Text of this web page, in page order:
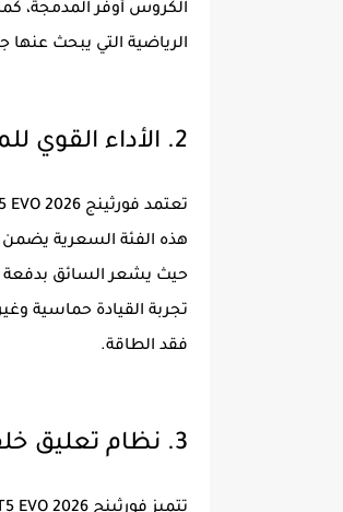
الكروس أوفر المدمجة،
الرياضية التي يبحث عنها
2. الأداء القوي للمحرك بتكنولوجيا ميتسوبيشي
هذه الفئة السعرية يضمن
تجربة القيادة حماسية
فقد الطاقة.
3. نظام تعليق خلفي مالتي لينك مريح